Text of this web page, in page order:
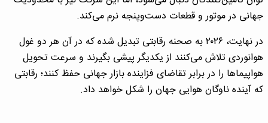
جهانی در موتور و قطعات دست‌وپنجه نرم می‌کند.
در نهایت، ۲۰۲۶ به صحنه رقابتی تبدیل شده که در آن هر دو غول
هوانوردی تلاش می‌کنند از یکدیگر پیشی بگیرند و سرعت تحویل
هواپیماها را در برابر تقاضای فزاینده بازار جهانی حفظ کنند؛ رقابتی
که آینده ناوگان هوایی جهان را شکل خواهد داد.